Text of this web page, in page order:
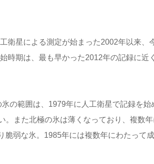
衛星による測定が始まった2002年以来、
時期は、最も早かった2012年の記録に近
の範囲は、1979年に人工衛星で記録を始
また北極の氷は薄くなっており、複数
弱な氷。1985年には複数年にわたって